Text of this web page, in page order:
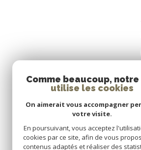
© 2026 |
Comme beaucoup,
utilise les cookies
On aimerait vous accompagner
votre visite.
En poursuivant, vous acceptez
cookies par ce site, afin de vous
contenus adaptés et réaliser des